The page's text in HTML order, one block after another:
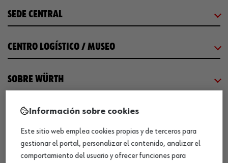
SEDE CENTRAL
CENTRO LOGÍSTICO / MUSEO
SOBRE WÜRTH
COMUNICACIÓN
WORKINWÜRTH
Información sobre cookies
Este sitio web emplea cookies propias y de terceros para
gestionar el portal, personalizar el contenido, analizar el
comportamiento del usuario y ofrecer funciones para